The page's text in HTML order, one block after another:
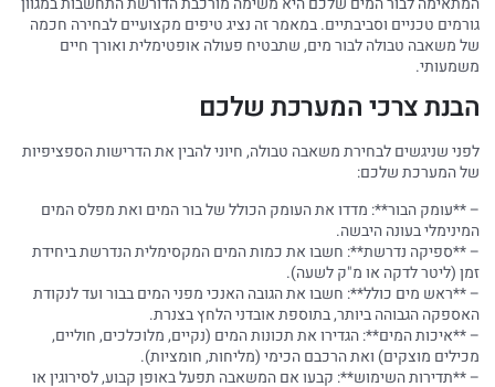
גורמים טכניים וסביבתיים. במאמר זה נציג טיפים מקצועיים לבחירה חכמה
של משאבה טבולה לבור מים, שתבטיח פעולה אופטימלית ואורך חיים
משמעותי.
הבנת צרכי המערכת שלכם
לפני שניגשים לבחירת משאבה טבולה, חיוני להבין את הדרישות הספציפיות
של המערכת שלכם:
– **עומק הבור**: מדדו את העומק הכולל של בור המים ואת מפלס המים
המינימלי בעונה היבשה.
– **ספיקה נדרשת**: חשבו את כמות המים המקסימלית הנדרשת ביחידת
זמן (ליטר לדקה או מ"ק לשעה).
– **ראש מים כולל**: חשבו את הגובה האנכי מפני המים בבור ועד לנקודת
האספקה הגבוהה ביותר, בתוספת אובדני הלחץ בצנרת.
– **איכות המים**: הגדירו את תכונות המים (נקיים, מלוכלכים, חוליים,
מכילים מוצקים) ואת הרכבם הכימי (מליחות, חומציות).
– **תדירות השימוש**: קבעו אם המשאבה תפעל באופן קבוע, לסירוגין או